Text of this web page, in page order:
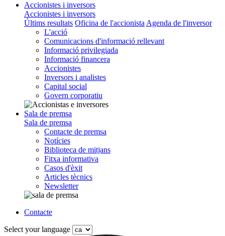
Accionistes i inversors
Accionistes i inversors
Últims resultats Oficina de l'accionista Agenda de l'inversor
L'acció
Comunicacions d'informació rellevant
Informació privilegiada
Informació financera
Accionistes
Inversors i analistes
Capital social
Govern corporatiu
Sala de premsa
Sala de premsa
Contacte de premsa
Notícies
Biblioteca de mitjans
Fitxa informativa
Casos d'èxit
Articles tècnics
Newsletter
Contacte
Select your language